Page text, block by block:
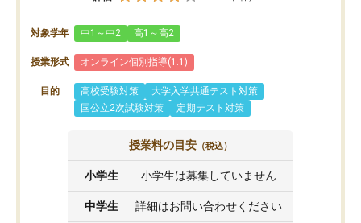
対象学年 中1～中2 高1～高2
授業形式 オンライン個別指導(1:1)
目的 高校受験対策
大学入学共通テスト対策
国公立2次試験対策
定期テスト対策
授業料の目安 （税込）
小学生 小学生は募集していません
中学生 詳細はお問い合わせください